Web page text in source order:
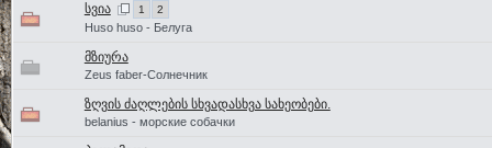
სვია 1 2
Huso huso - Белуга
მზიურა
Zeus faber-Солнечник
ზღვის ძაღლების სხვადასხვა სახეობები.
belanius - морские собачки